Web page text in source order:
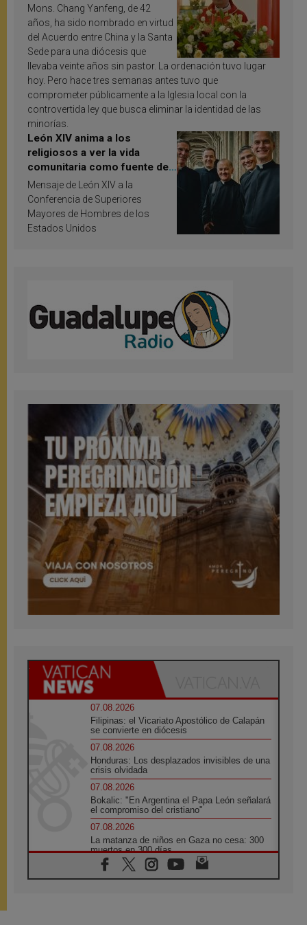
Mons. Chang Yanfeng, de 42
años, ha sido nombrado en virtud
del Acuerdo entre China y la Santa
Sede para una diócesis que
llevaba veinte años sin pastor. La ordenación tuvo lugar
hoy. Pero hace tres semanas antes tuvo que
comprometer públicamente a la Iglesia local con la
controvertida ley que busca eliminar la identidad de las
minorías.
León XIV anima a los
religiosos a ver la vida
comunitaria como fuente de
inspiración y santificación
Mensaje de León XIV a la
Conferencia de Superiores
Mayores de Hombres de los
Estados Unidos
07.08.2026
Filipinas: el Vicariato Apostólico de Calapán
se convierte en diócesis
07.08.2026
Honduras: Los desplazados invisibles de una
crisis olvidada
07.08.2026
Bokalic: "En Argentina el Papa León señalará
el compromiso del cristiano"
07.08.2026
La matanza de niños en Gaza no cesa: 300
muertos en 300 días
07.08.2026
Tagle: La guerra desfigura el mundo, solo la